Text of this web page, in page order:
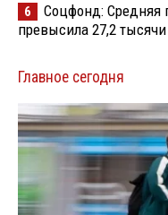
6
Соцфонд: Средняя
превысила 27,2 тысячи
Главное сегодня